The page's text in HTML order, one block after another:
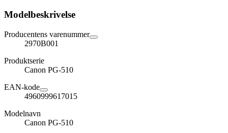
Modelbeskrivelse
Producentens varenummer
2970B001
Produktserie
Canon PG-510
EAN-kode
4960999617015
Modelnavn
Canon PG-510